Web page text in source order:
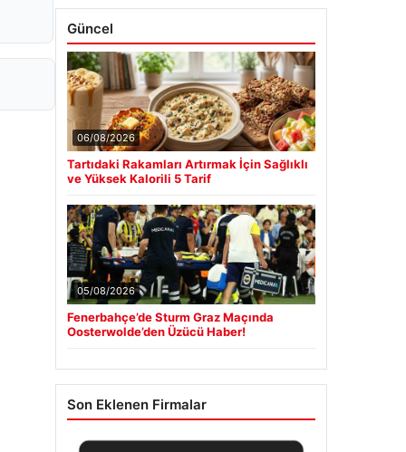
Güncel
06/08/2026
Tartıdaki Rakamları Artırmak İçin Sağlıklı
ve Yüksek Kalorili 5 Tarif
05/08/2026
Fenerbahçe’de Sturm Graz Maçında
Oosterwolde’den Üzücü Haber!
Son Eklenen Firmalar